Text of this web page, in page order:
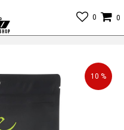
0
0
10 %